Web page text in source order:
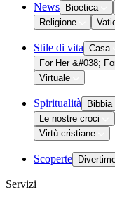
News Bioetica
Religione
Stile di vita Casa
For Her &#038;
Virtuale
Spiritualità
Le nostre croci
Virtù cristiane
Scoperte
Servizi